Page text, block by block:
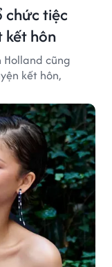
chức tiệc
kết hôn
cũng
kết hôn,